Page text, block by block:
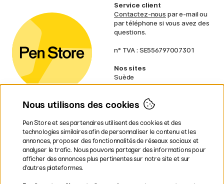
Service client
Contactez-nous par e-mail ou
par téléphone si vous avez des
questions.
n° TVA : SE556797007301
Nos sites
Suède
Norvège
Finlande
Irlande
Pays-Bas
Royaume-Uni
UE
Nous utilisons des cookies
Pen Store et ses partenaires utilisent des cookies et des
technologies similaires afin de personnaliser le contenu et les
annonces, proposer des fonctionnalités de réseaux sociaux et
analyser le trafic. Nous pouvons partager des informations pour
afficher des annonces plus pertinentes sur notre site et sur
d’autres plateformes.